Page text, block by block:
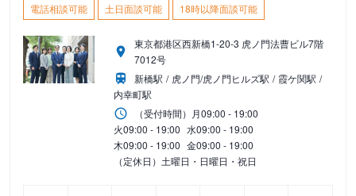
電話相談可能 土日面談可能 18時以降面談可能
東京都港区西新橋1-20-3 虎ノ門法曹ビル7階
7012号
新橋駅
虎ノ門/虎ノ門ヒルズ駅
霞ケ関駅
内幸町駅
（受付時間） 月09:00 - 19:00
火09:00 - 19:00 水09:00 - 19:00
木09:00 - 19:00 金09:00 - 19:00
（定休日）土曜日・日曜日・祝日